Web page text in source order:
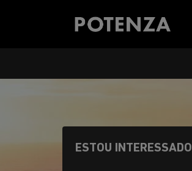
ESTOU INTERESSADO